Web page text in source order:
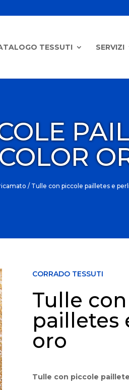
TESSUTI SERVIZI
/ Tulle con piccole pailletes e
CORRADO TESSUTI
Tulle
pailletes
oro
Tulle con piccole